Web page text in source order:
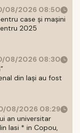
08/2026 08:50
case și mașini
2025
08/2026 08:30
din Iaşi au fost
08/2026 08:29
an universitar
Iasi * in Copou,